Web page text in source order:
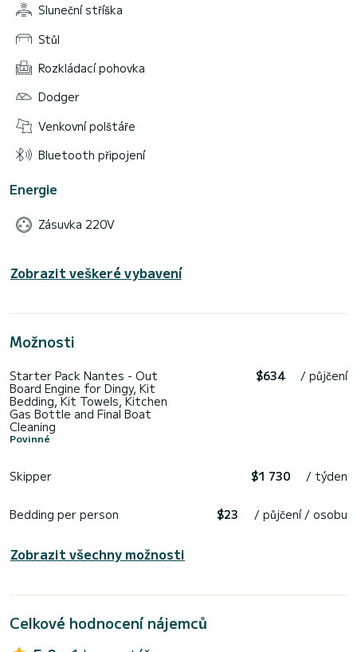
Sluneční stříška
Stůl
Rozkládací pohovka
Dodger
Venkovní polštáře
Bluetooth připojení
Energie
Zásuvka 220V
Zobrazit veškeré vybavení
Možnosti
Starter Pack Nantes - Out
Board Engine for Dingy, Kit
Bedding, Kit Towels, Kitchen
Gas Bottle and Final Boat
Cleaning
Povinné
$634 / půjčení
Skipper $1 730 / týden
Bedding per person $23 / půjčení / osobu
Zobrazit všechny možnosti
Celkové hodnocení nájemců